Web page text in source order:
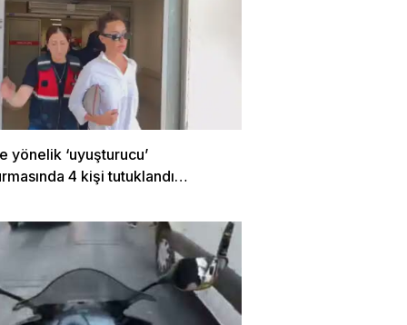
yönelik ‘uyuşturucu’
4 kişi tutuklandı…